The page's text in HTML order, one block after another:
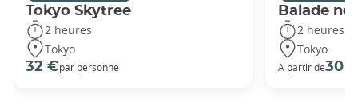
Tokyo Skytree
2 heures
Tokyo
32 €par personne
Balade
2 heures
Tokyo
A partir de30